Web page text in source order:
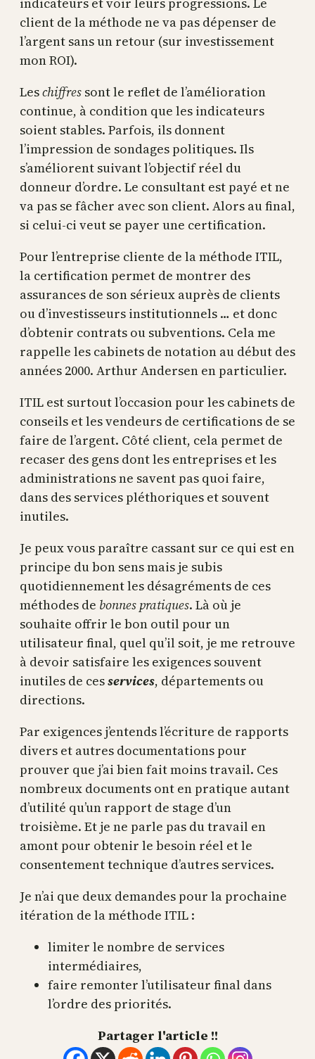
client de la méthode ne va pas dépenser de
l’argent sans un retour (sur investissement
mon ROI).
Leschiffres sont le reflet de l’amélioration
continue, à condition que les indicateurs
soient stables. Parfois, ils donnent
l’impression de sondages politiques. Ils
s’améliorent suivant l’objectif réel du
donneur d’ordre. Le consultant est payé et ne
va pas se fâcher avec son client. Alors au final,
si celui-ci veut se payer une certification.
Pour l’entreprise cliente de la méthode ITIL,
la certification permet de montrer des
assurances de son sérieux auprès de clients
ou d’investisseurs institutionnels … et donc
d’obtenir contrats ou subventions. Cela me
rappelle les cabinets de notation au début des
années 2000. Arthur Andersen en particulier.
ITIL est surtout l’occasion pour les cabinets de
conseils et les vendeurs de certifications de se
faire de l’argent. Côté client, cela permet de
recaser des gens dont les entreprises et les
administrations ne savent pas quoi faire,
dans des services pléthoriques et souvent
inutiles.
Je peux vous paraître cassant sur ce qui est en
principe du bon sens mais je subis
quotidiennement les désagréments de ces
méthodes de bonnes pratiques. Là où je
souhaite offrir le bon outil pour un
utilisateur final, quel qu’il soit, je me retrouve
à devoir satisfaire les exigences souvent
inutiles de cesservices, départements ou
directions.
Par exigences j’entends l’écriture de rapports
divers et autres documentations pour
prouver que j’ai bien fait moins travail. Ces
nombreux documents ont en pratique autant
d’utilité qu’un rapport de stage d’un
troisième. Et je ne parle pas du travail en
amont pour obtenir le besoin réel et le
consentement technique d’autres services.
Je n’ai que deux demandes pour la prochaine
itération de la méthode ITIL :
limiter le nombre de services
intermédiaires,
faire remonter l’utilisateur final dans
l’ordre des priorités.
Partager l'article !!